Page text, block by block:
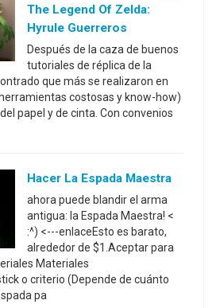
The Legend Of Zelda:
Hyrule Guerreros
Después de la caza de buenos
tutoriales de réplica de la
que más se realizaron en
costosas y know-how)
papel y de cinta. Con convenios
Hacer La Espada Maestra
ahora puede blandir el arma
antigua: la Espada Maestra! <
:^) <---enlaceEsto es barato,
alrededor de $1.Aceptar para
Materiales
o criterio (Depende de cuánto
pa